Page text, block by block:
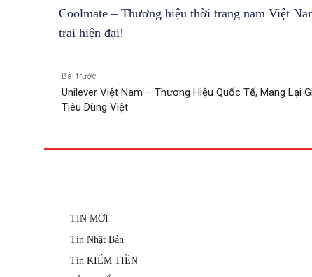
Coolmate – Thương hiệu thời trang nam Việt
trai hiện đại!
Bài trước
Unilever Việt Nam – Thương Hiệu Quốc Tế, Mang Lại
Tiêu Dùng Việt
TIN MỚI
Tin Nhật Bản
Tin KIẾM TIỀN